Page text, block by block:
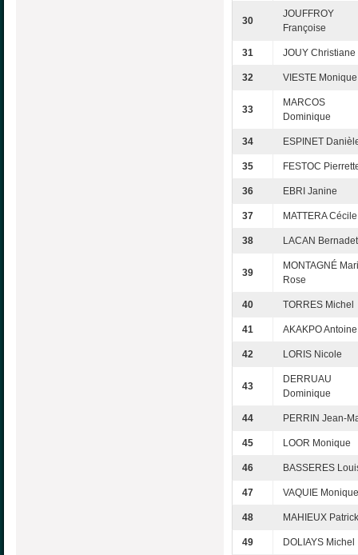
30
JOUFFROY
Françoise
31 JOUY Christiane
32 VIESTE Monique
33
MARCOS
Dominique
34 ESPINET
35 FESTOC
36 EBRI Janine
37 MATTERA Cécile
38 LACAN
39
MONTAGNÉ
Rose
40 TORRES Michel
41 AKAKPO Antoine
42 LORIS Nicole
43
DERRUAU
Dominique
44 PERRIN Jean-
45 LOOR Monique
46 BASSERES
47 VAQUIE Monique
48 MAHIEUX Patrick
49 DOLIAYS Michel